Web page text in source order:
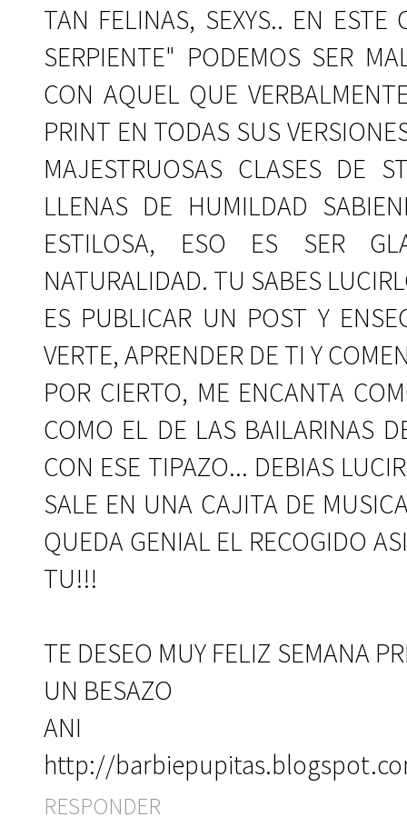
TAN FELINAS, SEXYS.. EN
SERPIENTE" PODEMOS SER
CON AQUEL QUE
PRINT EN TODAS SUS
MAJESTRUOSAS CLASES DE
LLENAS DE HUMILDAD
ESTILOSA, ESO ES SER
NATURALIDAD. TU SABES
ES PUBLICAR UN POST Y
VERTE, APRENDER DE TI Y
POR CIERTO, ME ENCANTA
COMO EL DE LAS BAILARINAS
CON ESE TIPAZO... DEBIAS
SALE EN UNA CAJITA DE
QUEDA GENIAL EL RECOGIDO
TU!!!
TE DESEO MUY FELIZ SEMANA
UN BESAZO
ANI
http://
RESPONDER